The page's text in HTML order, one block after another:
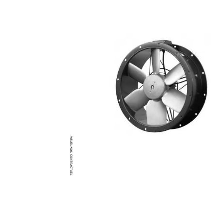
Ventilateur industriel
Ventilateur de chantier
Ventilateur centrifuge
Ventilateur sur pied
Ventilateur de bureau
Extracteur d'air mural
Extracteur d'air mural hélicoïde
Extracteur d'air mural centrifuge
Extracteur d'air mural ATEX